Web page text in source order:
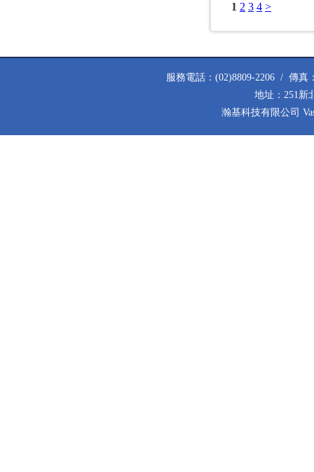
1 2 3 4 >
服務電話：(02)8809-2206 / 傳真
地址：251新
瀚基科技有限公司